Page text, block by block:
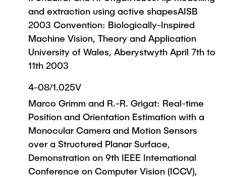
and extraction using active shapesAISB
2003 Convention: Biologically-Inspired
Machine Vision, Theory and Application
University of Wales, Aberystwyth April 7th to
11th 2003
4-08/1.025V
Marco Grimm and R.-R. Grigat: Real-time
Position and Orientation Estimation with a
Monocular Camera and Motion Sensors
over a Structured Planar Surface,
Demonstration on 9th IEEE International
Conference on Computer Vision (ICCV),